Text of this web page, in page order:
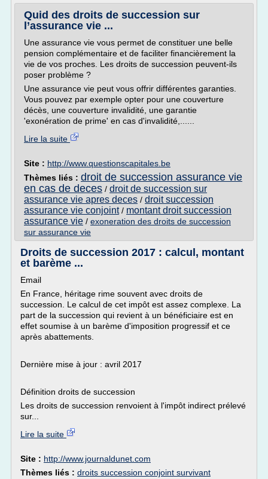
Quid des droits de succession sur
l’assurance vie ...
Une assurance vie vous permet de constituer une belle
pension complémentaire et de faciliter financièrement la
vie de vos proches. Les droits de succession peuvent-ils
poser problème ?
Une assurance vie peut vous offrir différentes garanties.
Vous pouvez par exemple opter pour une couverture
décès, une couverture invalidité, une garantie
'exonération de prime' en cas d'invalidité,......
Lire la suite
Site : http://www.questionscapitales.be
Thèmes liés : droit de succession assurance vie
en cas de deces / droit de succession sur
assurance vie apres deces / droit succession
assurance vie conjoint/ montant droit succession
assurance vie / exoneration des droits de succession
sur assurance vie
Droits de succession 2017 : calcul, montant
et barème ...
Email
En France, héritage rime souvent avec droits de
succession. Le calcul de cet impôt est assez complexe. La
part de la succession qui revient à un bénéficiaire est en
effet soumise à un barème d'imposition progressif et ce
après abattements.
Dernière mise à jour : avril 2017
Définition droits de succession
Les droits de succession renvoient à l'impôt indirect prélevé
sur...
Lire la suite
Site : http://www.journaldunet.com
Thèmes liés : droits succession conjoint survivant